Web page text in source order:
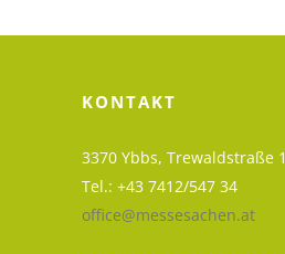
KONTAKT
3370 Ybbs, Trewaldstraße 1
Tel.: +43 7412/547 34
office@messesachen.at